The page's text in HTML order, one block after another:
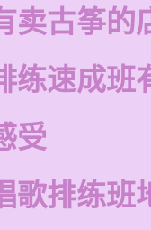
卖古筝的
练速成班
受
歌排练班